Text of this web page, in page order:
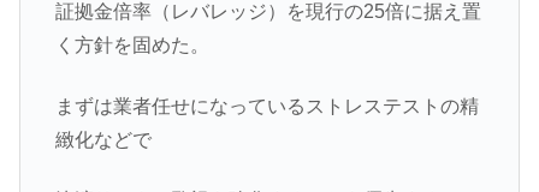
証拠金倍率（レバレッジ）を現行の25倍に据え置
く方針を固めた。
まずは業者任せになっているストレステストの精
緻化などで